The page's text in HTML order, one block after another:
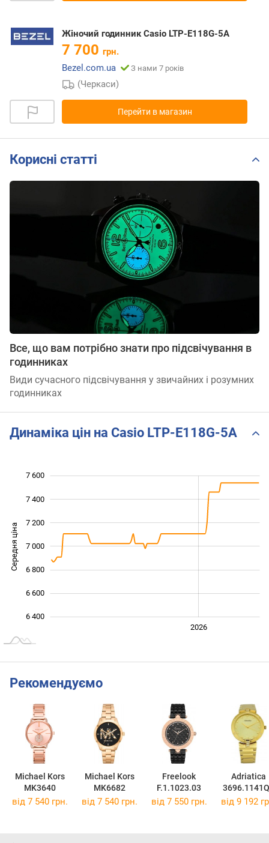
Жіночий годинник Casio LTP-E118G-5A
7 700 грн.
Bezel.com.ua
З нами 7 років
(Черкаси)
Перейти в магазин
Корисні статті
Все, що вам потрібно знати про підсвічування в
годинниках
Види сучасного підсвічування у звичайних і розумних
годинниках
Динаміка цін на Casio LTP-E118G-5A
Середня ціна 6 400
6 400
6 600
6 800
7 000
7 200
7 400
7 600
2026
Рекомендуємо
Michael Kors
MK3640
Michael Kors
MK6682
Freelook
F.1.1023.03
Adriatica
від 7 540 грн. від 7 540 грн. від 7 550 грн. від 9 192